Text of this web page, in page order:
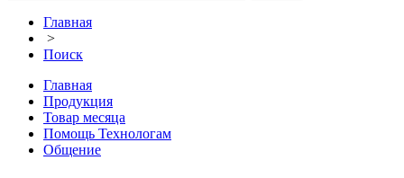
Главная
>
Поиск
Главная
Продукция
Товар месяца
Помощь Технологам
Общение